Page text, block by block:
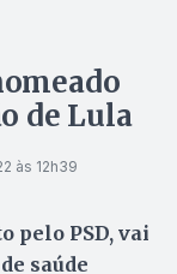
de Lula
às 12h39
pelo PSD, vai
saúde